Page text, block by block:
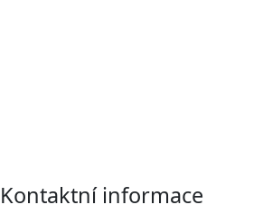
Kontaktní informace